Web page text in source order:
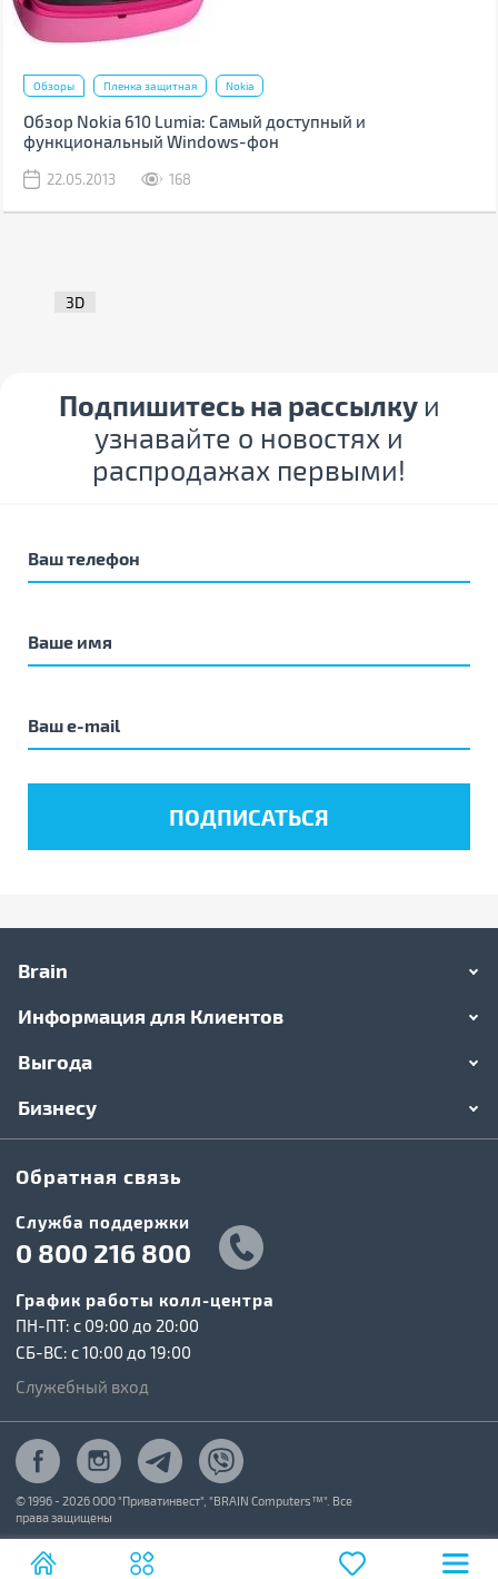
Обзоры Пленка защитная Nokia
Обзор Nokia 610 Lumia: Самый доступный и
функциональный Windows-фон
22.05.2013 168
3D
Подпишитесь на рассылку и
узнавайте о новостях и
распродажах первыми!
Brain
Информация для Клиентов
Выгода
Бизнесу
Обратная связь
Служба поддержки
0 800 216 800
График работы колл-центра
ПН-ПТ: c 09:00 до 20:00
СБ-ВС: c 10:00 до 19:00
Служебный вход
© 1996 - 2026 ООО "Приватинвест", "BRAIN Computers™". Все
права защищены